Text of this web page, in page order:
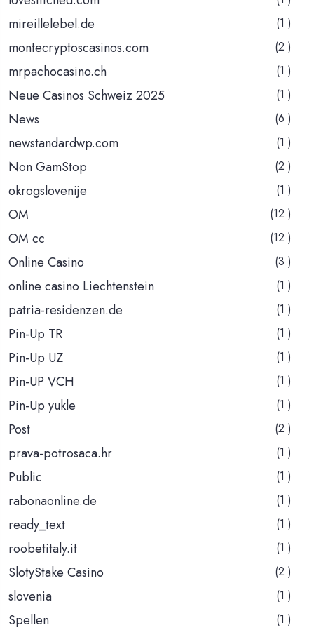
mireillelebel.de (1 )
montecryptoscasinos.com (2 )
mrpachocasino.ch (1 )
Neue Casinos Schweiz 2025 (1 )
News (6 )
newstandardwp.com (1 )
Non GamStop (2 )
okrogslovenije (1 )
OM (12 )
OM cc (12 )
Online Casino (3 )
online casino Liechtenstein (1 )
patria-residenzen.de (1 )
Pin-Up TR (1 )
Pin-Up UZ (1 )
Pin-UP VCH (1 )
Pin-Up yukle (1 )
Post (2 )
prava-potrosaca.hr (1 )
Public (1 )
rabonaonline.de (1 )
ready_text (1 )
roobetitaly.it (1 )
SlotyStake Casino (2 )
slovenia (1 )
Spellen (1 )